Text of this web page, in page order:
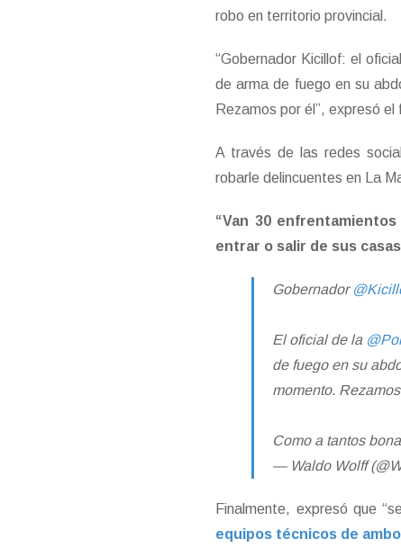
robo en territorio provincial.
“Gobernador Kicillof: el
de arma de fuego en su
Rezamos por él”, expresó
A través de las redes
robarle delincuentes en La
“Van 30
entrar o salir de sus
Gobernador
El oficial de la
de fuego en su
momento.
Como a tantos
— Waldo Wolff
Finalmente, expresó que
equipos técnicos de